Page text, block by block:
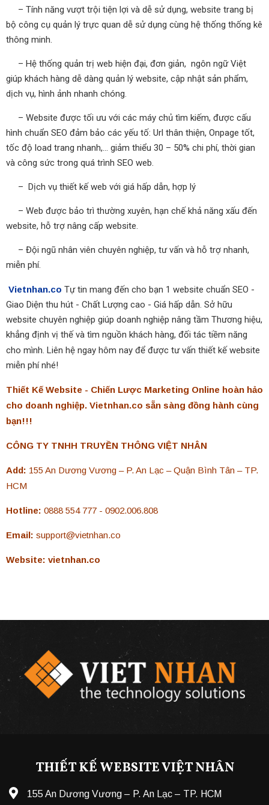
– Tính năng vượt trội tiện lợi và dễ sử dụng, website trang bị
bộ công cụ quản lý trực quan dễ sử dụng cùng hệ thống thống kê
thông minh.
– Hệ thống quản trị web hiện đại, đơn giản, ngôn ngữ Việt
giúp khách hàng dễ dàng quản lý website, cập nhật sản phẩm,
dịch vụ, hình ảnh nhanh chóng.
– Website được tối ưu với các máy chủ tìm kiếm, được cấu
hình chuẩn SEO đảm bảo các yếu tố: Url thân thiện, Onpage tốt,
tốc độ load trang nhanh,… giảm thiểu 30 – 50% chi phí, thời gian
và công sức trong quá trình SEO web.
– Dịch vụ thiết kế web với giá hấp dẫn, hợp lý
– Web được bảo trì thường xuyên, hạn chế khả năng xấu đến
website, hỗ trợ nâng cấp website.
– Đội ngũ nhân viên chuyên nghiệp, tư vấn và hỗ trợ nhanh,
miễn phí.
Vietnhan.co Tự tin mang đến cho bạn 1 website chuẩn SEO -
Giao Diện thu hút - Chất Lượng cao - Giá hấp dẫn. Sở hữu
website chuyên nghiệp giúp doanh nghiệp nâng tầm Thương hiệu,
khẳng định vị thế và tìm nguồn khách hàng, đối tác tiềm năng
cho mình. Liên hệ ngay hôm nay để được tư vấn thiết kế website
miễn phí nhé!
Thiết Kế Website - Chiến Lược Marketing Online hoàn hảo
cho doanh nghiệp. Vietnhan.co sẵn sàng đồng hành cùng
bạn!!!
CÔNG TY TNHH TRUYỀN THÔNG VIỆT NHÂN
Add: 155 An Dương Vương – P. An Lạc – Quận Bình Tân – TP.
HCM
Hotline: 0888 554 777 - 0902.006.808
Email: support@vietnhan.co
Website: vietnhan.co
THIẾT KẾ WEBSITE VIỆT NHÂN
155 An Dương Vương – P. An Lạc – TP. HCM